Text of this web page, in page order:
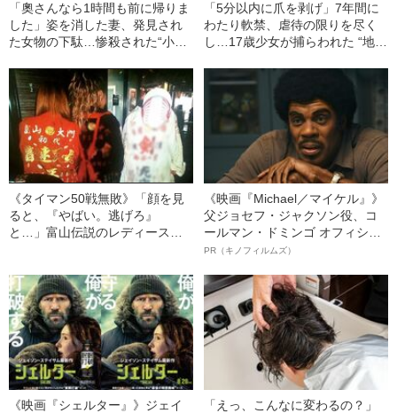
「奧さんなら1時間も前に帰りま
した」姿を消した妻、発見され
た女物の下駄…惨殺された“小柄
言葉”
「5分以内に爪を剥げ」7年間に
わたり軟禁、虐待の限りを尽く
し…17歳少女が捕らわれた “地獄
《タイマン50戦無敗》「顔を見
ると、『やばい。逃げろ』
と…」富山伝説のレディース初
《映画『Michael／マイケル』》
父ジョセフ・ジャクソン役、コ
ールマン・ドミンゴ オフィシャ
ルインタビュー“観客を魅了した
語る”《日本興収70億円突破》
PR（キノフィルムズ）
《映画『シェルター』》ジェイ
「えっ、こんなに変わるの？」